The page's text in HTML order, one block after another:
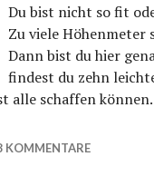
Du bist nicht so fit
Zu viele Höhenmeter
Dann bist du hier
findest du zehn
alle schaffen können.
Almhütten im
KOMMENTARE